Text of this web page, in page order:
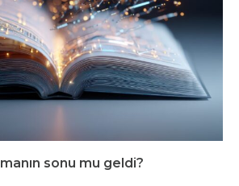
sonu mu geldi?